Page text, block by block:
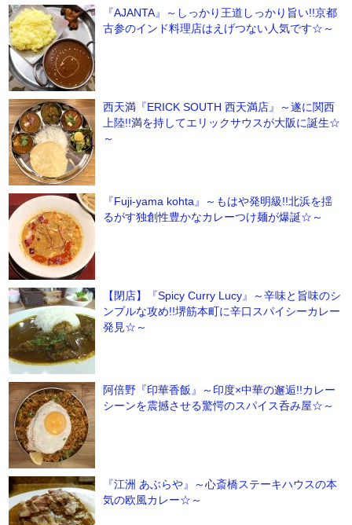
『AJANTA』～しっかり王道しっかり旨い!!京都
古参のインド料理店はえげつない人気です☆～
西天満『ERICK SOUTH 西天満店』～遂に関西
上陸!!満を持してエリックサウスが大阪に誕生☆
～
『Fuji-yama kohta』～もはや発明級!!北浜を揺
るがす独創性豊かなカレーつけ麺が爆誕☆～
【閉店】『Spicy Curry Lucy』～辛味と旨味のシ
ンプルな攻め!!堺筋本町に辛口スパイシーカレー
発見☆～
阿倍野『印華香飯』～印度×中華の邂逅!!カレー
シーンを震撼させる驚愕のスパイス呑み屋☆～
『江洲 あぶらや』～心斎橋ステーキハウスの本
気の欧風カレー☆～